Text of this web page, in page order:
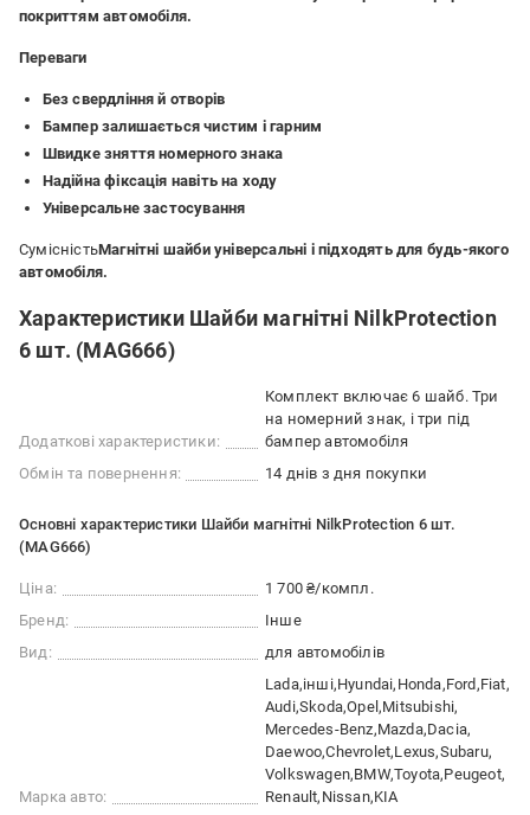
покриттям автомобіля.
Переваги
Без свердління й отворів
Бампер залишається чистим і гарним
Швидке зняття номерного знака
Надійна фіксація навіть на ходу
Універсальне застосування
СумісністьМагнітні шайби універсальні і підходять для будь-якого
автомобіля.
Характеристики Шайби магнітні NilkProtection
6 шт. (МАG666)
Додаткові характеристики:
Комплект включає 6 шайб. Три
на номерний знак, і три під
бампер автомобіля
Обмін та повернення:
14 днів з дня покупки
Основні характеристики Шайби магнітні NilkProtection 6 шт.
(МАG666)
Ціна:
1 700 ₴/компл.
Бренд:
Інше
Вид:
для автомобілів
Марка авто:
Lada інші Hyundai Honda Ford Fiat
Audi Skoda Opel Mitsubishi
Mercedes-Benz Mazda Dacia
Daewoo Chevrolet Lexus Subaru
Volkswagen BMW Toyota Peugeot
Renault Nissan KIA